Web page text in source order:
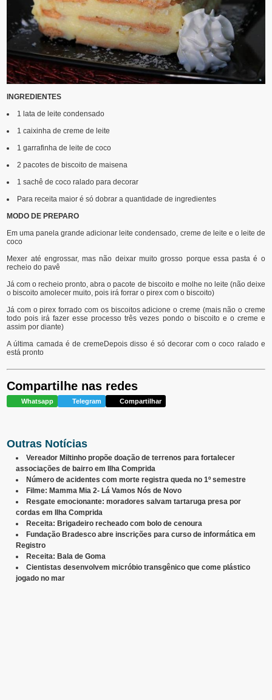
INGREDIENTES
1 lata de leite condensado
1 caixinha de creme de leite
1 garrafinha de leite de coco
2 pacotes de biscoito de maisena
1 sachê de coco ralado para decorar
Para receita maior é só dobrar a quantidade de ingredientes
MODO DE PREPARO
Em uma panela grande adicionar leite condensado, creme de leite e o leite de
coco
Mexer até engrossar, mas não deixar muito grosso porque essa pasta é o
recheio do pavê
Já com o recheio pronto, abra o pacote de biscoito e molhe no leite (não deixe
o biscoito amolecer muito, pois irá forrar o pirex com o biscoito)
Já com o pirex forrado com os biscoitos adicione o creme (mais não o creme
todo pois irá fazer esse processo três vezes pondo o biscoito e o creme e
assim por diante)
A última camada é de cremeDepois disso é só decorar com o coco ralado e
está pronto
Compartilhe nas redes
Whatsapp Telegram Compartilhar
Outras Notícias
Vereador Miltinho propõe doação de terrenos para fortalecer
associações de bairro em Ilha Comprida
Número de acidentes com morte registra queda no 1º semestre
Filme: Mamma Mia 2- Lá Vamos Nós de Novo
Resgate emocionante: moradores salvam tartaruga presa por
cordas em Ilha Comprida
Receita: Brigadeiro recheado com bolo de cenoura
Fundação Bradesco abre inscrições para curso de informática em
Registro
Receita: Bala de Goma
Cientistas desenvolvem micróbio transgênico que come plástico
jogado no mar